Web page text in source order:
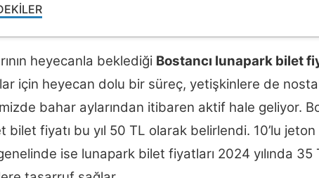
heyecanla beklediği Bostancı lunapark bilet
için heyecan dolu bir süreç, yetişkinlere de
bahar aylarından itibaren aktif hale geliyor.
bilet fiyatı bu yıl 50 TL olarak belirlendi. 10’lu
ise lunapark bilet fiyatları 2024 yılında 35